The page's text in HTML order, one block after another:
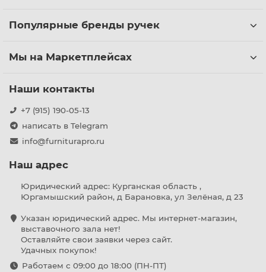
Популярные бренды ручек
Мы на Маркетплейсах
Наши контакты
+7 (915) 190-05-13
написать в Telegram
info@furniturapro.ru
Наш адрес
Юридический адрес: Курганская область ,
Юргамышский район, д Барановка, ул Зелёная, д 23
Указан юридический адрес. Мы интернет-магазин,
выставочного зала нет!
Оставляйте свои заявки через сайт.
Удачных покупок!
Работаем с 09:00 до 18:00 (ПН-ПТ)